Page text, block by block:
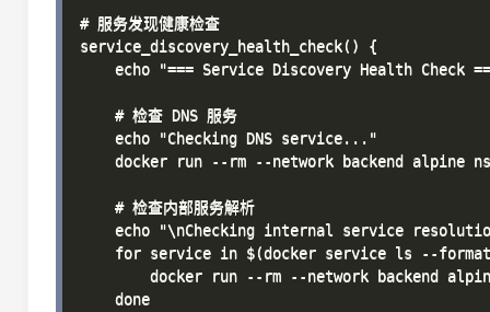
# 服务发现健康检查
service_discovery_health_check() {
echo "=== Service Discovery Health Check
    # 检查 DNS 服务
    echo "Checking DNS service..."
docker run --rm --network backend alpine
    # 检查内部服务解析
echo "\nChecking internal service
for service in $(docker service ls --
docker run --rm --network backend
    done